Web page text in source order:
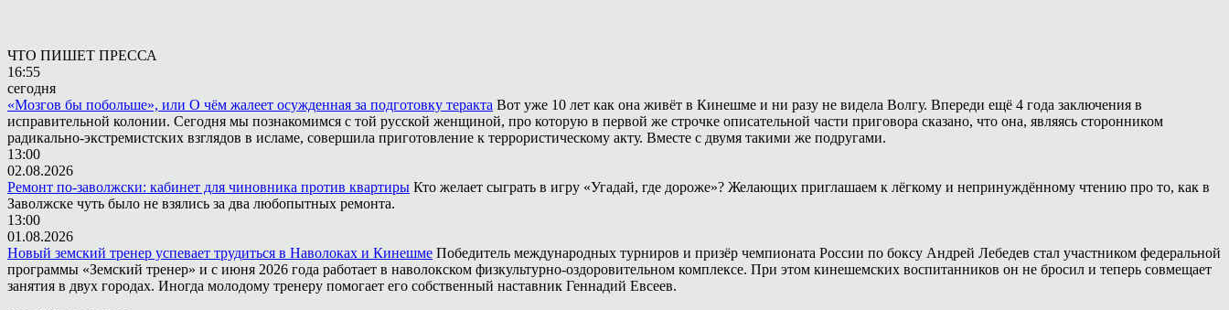
ЧТО ПИШЕТ ПРЕССА
16:55
сегодня
«Мозгов бы побольше», или О чём жалеет осужденная за подготовку теракта Вот уже 10 лет как она живёт в Кинешме и ни разу не видела Волгу. Впереди ещё 4 года заключения в
исправительной колонии. Сегодня мы познакомимся с той русской женщиной, про которую в первой же строчке описательной части приговора сказано, что она, являясь сторонником
радикально-экстремистских взглядов в исламе, совершила приготовление к террористическому акту. Вместе с двумя такими же подругами.
13:00
02.08.2026
Ремонт по-заволжски: кабинет для чиновника против квартиры Кто желает сыграть в игру «Угадай, где дороже»? Желающих приглашаем к лёгкому и непринуждённому чтению про то, как в
Заволжске чуть было не взялись за два любопытных ремонта.
13:00
01.08.2026
Новый земский тренер успевает трудиться в Наволоках и Кинешме Победитель международных турниров и призёр чемпионата России по боксу Андрей Лебедев стал участником федеральной
программы «Земский тренер» и с июня 2026 года работает в наволокском физкультурно-оздоровительном комплексе. При этом кинешемских воспитанников он не бросил и теперь совмещает
занятия в двух городах. Иногда молодому тренеру помогает его собственный наставник Геннадий Евсеев.